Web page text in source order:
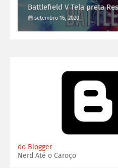
Battlefield V Tela preta
setembro 16, 2020
do Blogger
Nerd Até o Caroço